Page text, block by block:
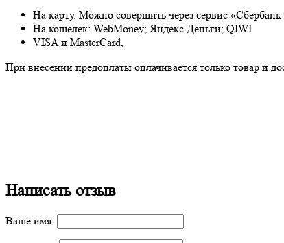
На карту. Можно совершить через сервис
На кошелек: WebMoney; Яндекс.Деньги; QIWI
VISA и MasterCard,
При внесении предоплаты оплачивается только товар и
Написать отзыв
Ваше имя: